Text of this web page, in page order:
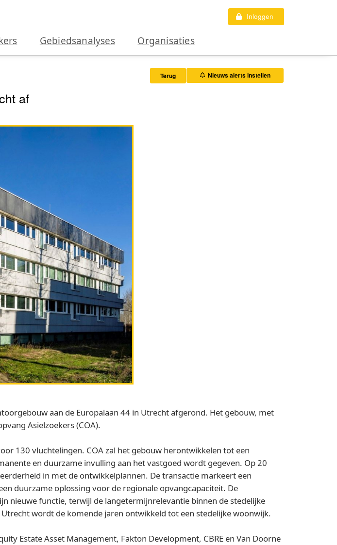
Inloggen
Gebiedsanalyses Organisaties
Terug Nieuws alerts instellen
af
aan de Europalaan 44 in Utrecht afgerond. Het gebouw, met
Asielzoekers (COA).
130 vluchtelingen. COA zal het gebouw herontwikkelen tot een
en duurzame invulling aan het vastgoed wordt gegeven. Op 20
in met de ontwikkelplannen. De transactie markeert een
duurzame oplossing voor de regionale opvangcapaciteit. De
nieuwe functie, terwijl de langetermijnrelevantie binnen de stedelijke
wordt de komende jaren ontwikkeld tot een stedelijke woonwijk.
Estate Asset Management, Fakton Development, CBRE en Van Doorne